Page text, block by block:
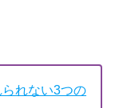
れない3つの